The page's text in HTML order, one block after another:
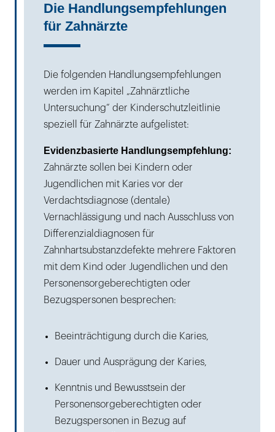
Die Handlungsempfehlungen
für Zahnärzte
Die folgenden Handlungsempfehlungen
werden im Kapitel „Zahnärztliche
Untersuchung“ der Kinderschutzleitlinie
speziell für Zahnärzte aufgelistet:
Evidenzbasierte Handlungsempfehlung:
Zahnärzte sollen bei Kindern oder
Jugendlichen mit Karies vor der
Verdachtsdiagnose (dentale)
Vernachlässigung und nach Ausschluss von
Differenzialdiagnosen für
Zahnhartsubstanzdefekte mehrere Faktoren
mit dem Kind oder Jugendlichen und den
Personensorgeberechtigten oder
Bezugspersonen besprechen:
Beeinträchtigung durch die Karies,
Dauer und Ausprägung der Karies,
Kenntnis und Bewusstsein der
Personensorgeberechtigten oder
Bezugspersonen in Bezug auf